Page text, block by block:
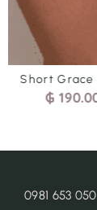
0981 653 050